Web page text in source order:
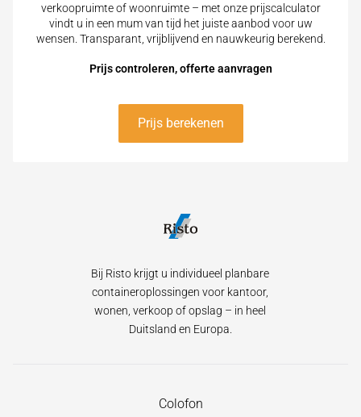
verkoopruimte of woonruimte – met onze prijscalculator
vindt u in een mum van tijd het juiste aanbod voor uw
wensen. Transparant, vrijblijvend en nauwkeurig berekend.
Prijs controleren, offerte aanvragen
Prijs berekenen
Bij Risto krijgt u individueel planbare
containeroplossingen voor kantoor,
wonen, verkoop of opslag – in heel
Duitsland en Europa.
Colofon